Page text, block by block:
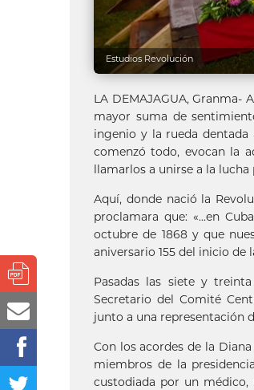
Estudios Revolución
LA DEMAJAGUA, Granma-
mayor suma de
ingenio y la rueda
comenzó todo, evocan la
llamarlos a unirse a la
Aquí, donde nació la
proclamara que: «...en
octubre de 1868 y que
aniversario 155 del inicio de
Pasadas las siete y
Secretario del Comité
junto a una representación
Con los acordes de la
miembros de la
custodiada por un